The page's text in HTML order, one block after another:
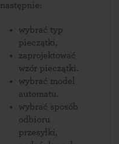
następnie:
wybrać typ
pieczątki,
zaprojektować
wzór pieczątki.
wybrać model
automatu.
wybrać sposób
odbioru
przesyłki,